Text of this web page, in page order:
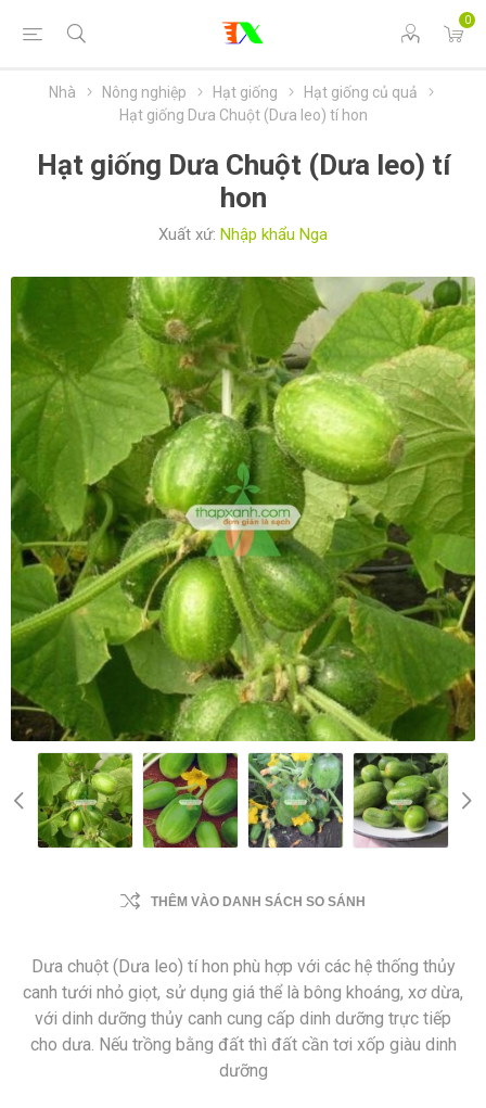
0
Nhà Nông nghiệp Hạt giống
Hạt giống củ quả
Hạt giống Dưa Chuột (Dưa leo) tí hon
Hạt giống Dưa Chuột (Dưa leo) tí
hon
Xuất xứ: Nhập khẩu Nga
THÊM VÀO DANH SÁCH SO SÁNH
Dưa chuột (Dưa leo) tí hon phù hợp với các hệ thống thủy
canh tưới nhỏ giọt, sử dụng giá thể là bông khoáng, xơ dừa,
với dinh dưỡng thủy canh cung cấp dinh dưỡng trực tiếp
cho dưa. Nếu trồng bằng đất thì đất cần tơi xốp giàu dinh
dưỡng